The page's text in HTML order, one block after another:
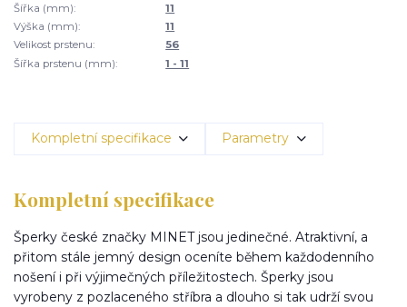
Šířka (mm):
11
Výška (mm):
11
Velikost prstenu:
56
Šířka prstenu (mm):
1 - 11
Kompletní specifikace Parametry
Kompletní specifikace
Šperky české značky MINET jsou jedinečné. Atraktivní, a
přitom stále jemný design oceníte během každodenního
nošení i při výjimečných příležitostech. Šperky jsou
vyrobeny z pozlaceného stříbra a dlouho si tak udrží svou